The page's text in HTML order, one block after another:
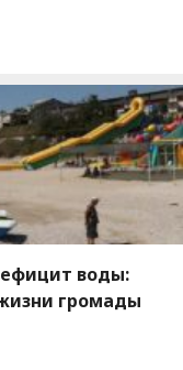
воды:
громады